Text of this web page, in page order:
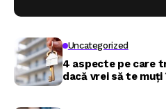
Uncategorized
4 aspecte pe care
dacă vrei să te